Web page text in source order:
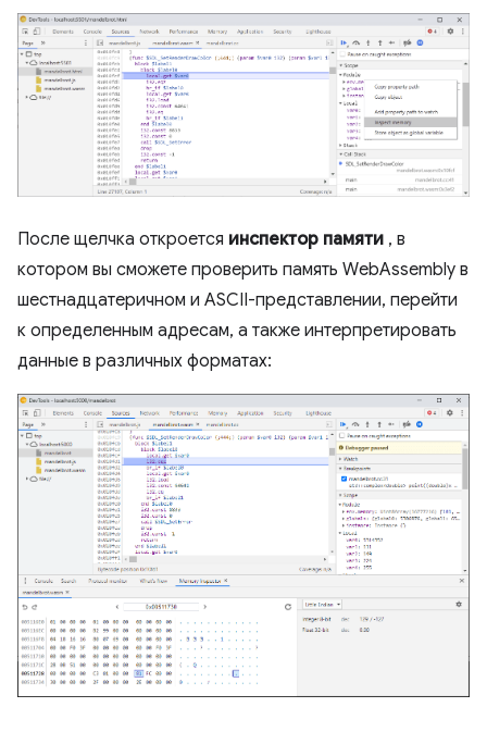
После щелчка откроется инспектор памяти , в
котором вы сможете проверить память WebAssembly в
шестнадцатеричном и ASCII-представлении, перейти
к определенным адресам, а также интерпретировать
данные в различных форматах: